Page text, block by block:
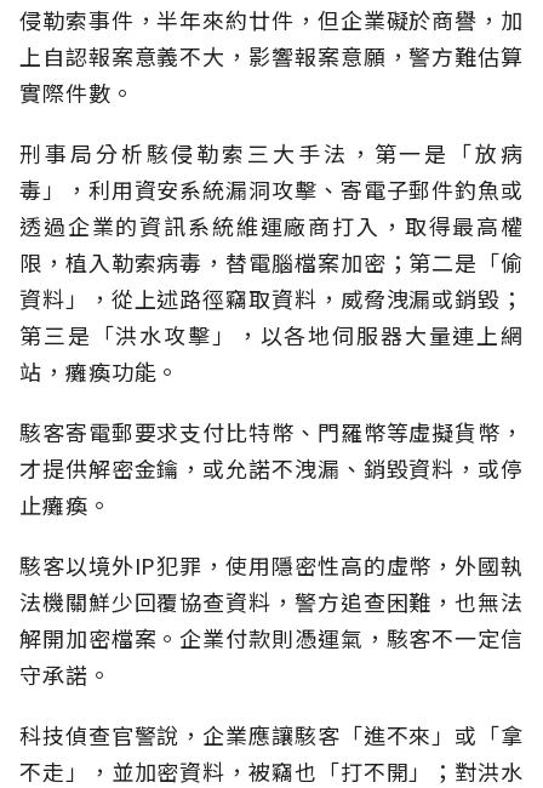
侵勒索事件，半年來約廿件，但企業礙於商譽，加
上自認報案意義不大，影響報案意願，警方難估算
實際件數。
刑事局分析駭侵勒索三大手法，第一是「放病
毒」，利用資安系統漏洞攻擊、寄電子郵件釣魚或
透過企業的資訊系統維運廠商打入，取得最高權
限，植入勒索病毒，替電腦檔案加密；第二是「偷
資料」，從上述路徑竊取資料，威脅洩漏或銷毀；
第三是「洪水攻擊」，以各地伺服器大量連上網
站，癱瘓功能。
駭客寄電郵要求支付比特幣、門羅幣等虛擬貨幣，
才提供解密金鑰，或允諾不洩漏、銷毀資料，或停
止癱瘓。
駭客以境外IP犯罪，使用隱密性高的虛幣，外國執
法機關鮮少回覆協查資料，警方追查困難，也無法
解開加密檔案。企業付款則憑運氣，駭客不一定信
守承諾。
科技偵查官警說，企業應讓駭客「進不來」或「拿
不走」，並加密資料，被竊也「打不開」；對洪水